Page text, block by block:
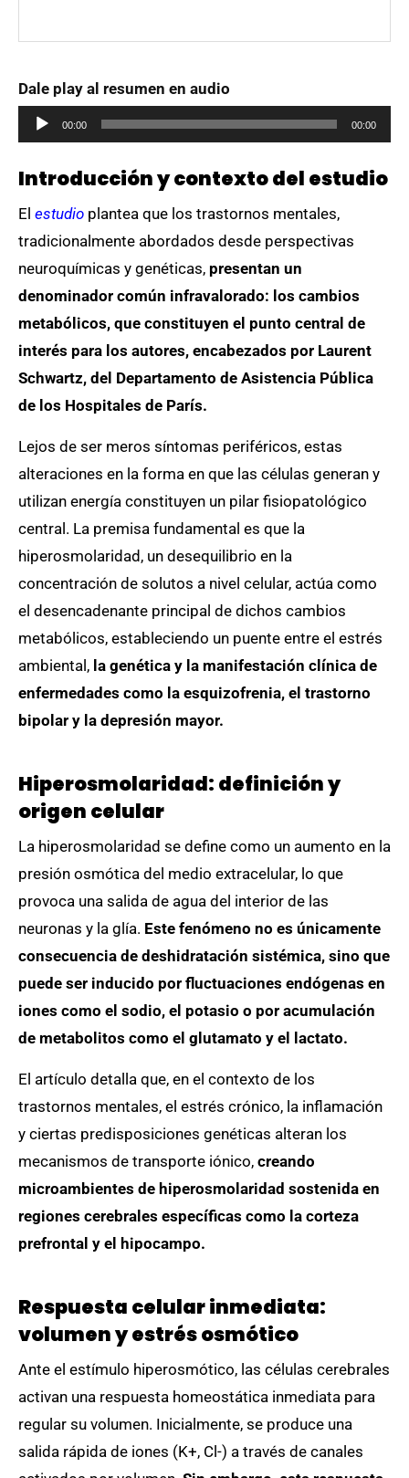
Dale play al resumen en audio
Reproductor
de
audio
00:00 00:00
Introducción y contexto del estudio
El estudio plantea que los trastornos mentales,
tradicionalmente abordados desde perspectivas
neuroquímicas y genéticas, presentan un
denominador común infravalorado: los cambios
metabólicos, que constituyen el punto central de
interés para los autores, encabezados por Laurent
Schwartz, del Departamento de Asistencia Pública
de los Hospitales de París.
Lejos de ser meros síntomas periféricos, estas
alteraciones en la forma en que las células generan y
utilizan energía constituyen un pilar fisiopatológico
central. La premisa fundamental es que la
hiperosmolaridad, un desequilibrio en la
concentración de solutos a nivel celular, actúa como
el desencadenante principal de dichos cambios
metabólicos, estableciendo un puente entre el estrés
ambiental, la genética y la manifestación clínica de
enfermedades como la esquizofrenia, el trastorno
bipolar y la depresión mayor.
Hiperosmolaridad: definición y
origen celular
La hiperosmolaridad se define como un aumento en la
presión osmótica del medio extracelular, lo que
provoca una salida de agua del interior de las
neuronas y la glía. Este fenómeno no es únicamente
consecuencia de deshidratación sistémica, sino que
puede ser inducido por fluctuaciones endógenas en
iones como el sodio, el potasio o por acumulación
de metabolitos como el glutamato y el lactato.
El artículo detalla que, en el contexto de los
trastornos mentales, el estrés crónico, la inflamación
y ciertas predisposiciones genéticas alteran los
mecanismos de transporte iónico, creando
microambientes de hiperosmolaridad sostenida en
regiones cerebrales específicas como la corteza
prefrontal y el hipocampo.
Respuesta celular inmediata:
volumen y estrés osmótico
Ante el estímulo hiperosmótico, las células cerebrales
activan una respuesta homeostática inmediata para
regular su volumen. Inicialmente, se produce una
salida rápida de iones (K+, Cl-) a través de canales